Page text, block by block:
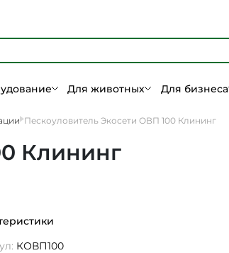
Для животных Для бизнеса
Пескоуловитель Экосети ОВП 100 Клининг
Клининг
КОВП100